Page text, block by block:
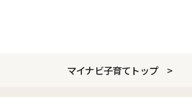
マイナビ子育てトップ